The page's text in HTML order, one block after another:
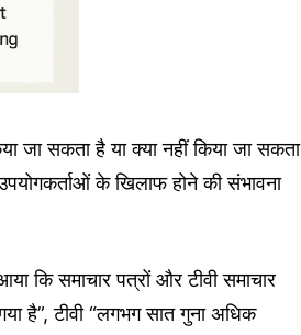
जा सकता है या क्या नहीं किया जा सकता
के खिलाफ होने की संभावना
कि समाचार पत्रों और टीवी समाचार
है”, टीवी “लगभग सात गुना अधिक